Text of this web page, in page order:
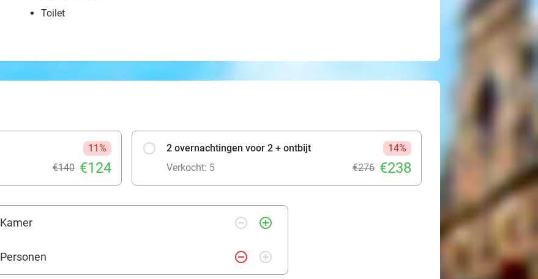
Toilet
11%
€140 €124
2 overnachtingen voor 2 + ontbijt
14%
Verkocht: 5
€276 €238
Kamer remove_circle_outline add_circle_outline
Personen remove_circle_outline add_circle_outline